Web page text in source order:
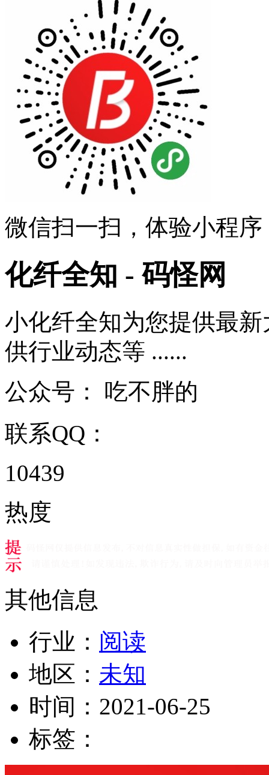
微信扫一扫，体验小程序
化纤全知 - 码怪网
小化纤全知为您提供最
供行业动态等 ......
公众号： 吃不胖的
联系QQ：
10439
热度
其他信息
行业： 阅读
地区： 未知
时间： 2021-06-25
标签：